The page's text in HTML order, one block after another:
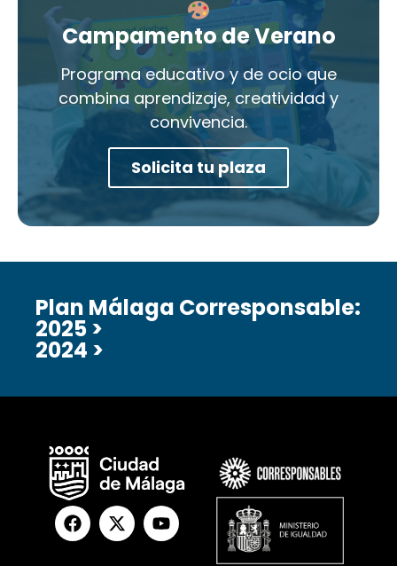
Campamento de Verano
Programa educativo y de ocio que
combina aprendizaje, creatividad y
convivencia.
Solicita tu plaza
Plan Málaga Corresponsable:
2025 >
2024 >